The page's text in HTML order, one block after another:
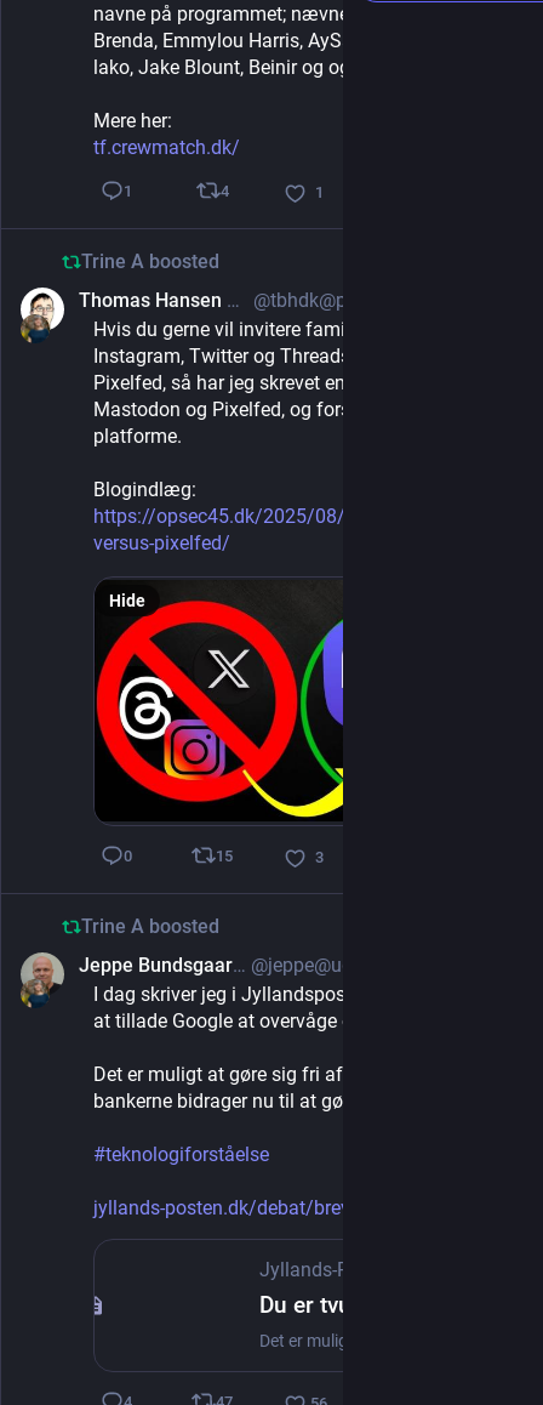
navne på programmet; nævner i flæng Bye Bye
Brenda, Emmylou Harris, AySay, Skerryvore, Tako
lako, Jake Blount, Beinir og og og
Mere her:
tf.crewmatch.dk/
1 4 1
Trine A boosted
Thomas Hansen 🏙️ 🇩🇰
Hvis du gerne vil invitere familie og venner fra
Instagram, Twitter og Threads til Mastodon og
Pixelfed, så har jeg skrevet en kort introduktion til
Mastodon og Pixelfed, og forskellen på de to
platforme.
Blogindlæg:
https://opsec45.dk/2025/08/02/mastodon-
versus-pixelfed/
Hide
0 15 3
Trine A boosted
Jeppe Bundsgaard på Mastodon
I dag skriver jeg i Jyllandsposten: "Du er tvunget til
at tillade Google at overvåge og sælge dig
Det er muligt at gøre sig fri af Google, men
bankerne bidrager nu til at gøre det vanskeligere."
#teknologiforståelse
jyllands-posten.dk/debat/breve
Jyllands-Posten